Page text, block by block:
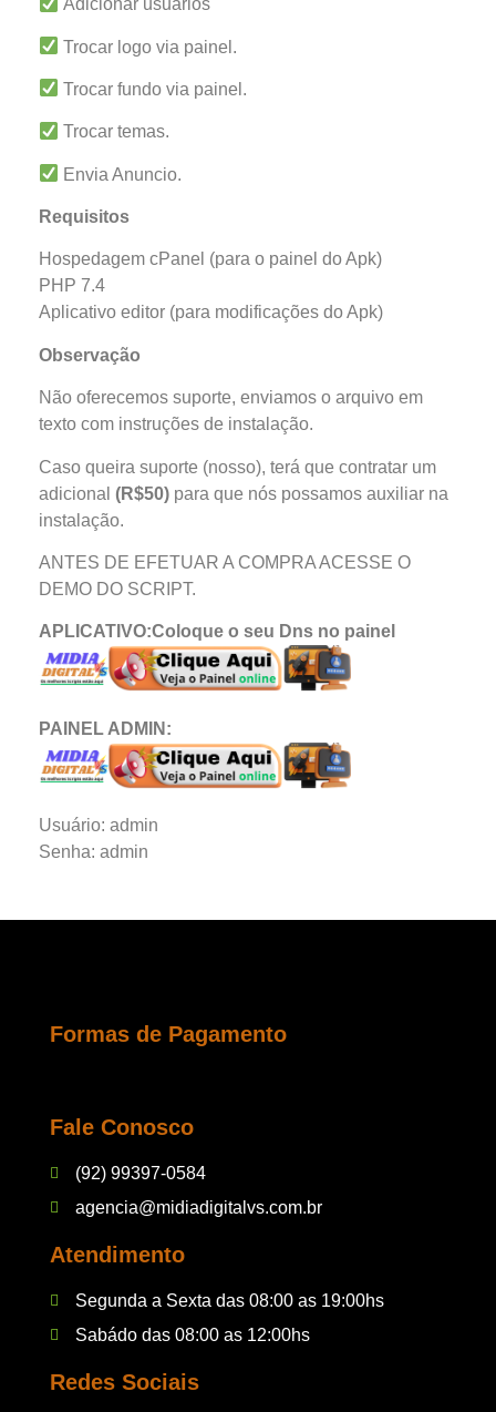
Adicionar usuários
Trocar logo via painel.
Trocar fundo via painel.
Trocar temas.
Envia Anuncio.
Requisitos
Hospedagem cPanel (para o painel do Apk)
PHP 7.4
Aplicativo editor (para modificações do Apk)
Observação
Não oferecemos suporte, enviamos o arquivo em
texto com instruções de instalação.
Caso queira suporte (nosso), terá que contratar um
adicional (R$50) para que nós possamos auxiliar na
instalação.
ANTES DE EFETUAR A COMPRA ACESSE O
DEMO DO SCRIPT.
APLICATIVO:Coloque o seu Dns no painel
PAINEL ADMIN:
Usuário: admin
Senha: admin
Formas de Pagamento
Fale Conosco
(92) 99397-0584
agencia@midiadigitalvs.com.br
Atendimento
Segunda a Sexta das 08:00 as 19:00hs
Sabádo das 08:00 as 12:00hs
Redes Sociais